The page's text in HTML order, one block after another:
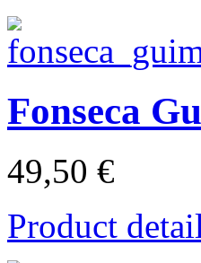
Fonseca
49,50 €
Product